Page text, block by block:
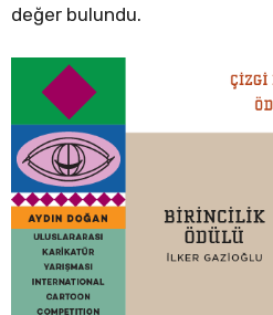
değer bulundu.